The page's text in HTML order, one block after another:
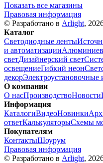
Показать все магазины
Правовая информация
© Разработано в Arlight,
Каталог
Светодиодные ленты
и автоматизации
светДизайнерский свет
освещениеГибкий неон
декорЭлектроустановочные
О компании
О насПроизводствоНовости
Информация
КаталогиВидеоНовинки
ответКалькуляторыСхемы
Покупателям
КонтактыШоурум
Правовая информация
© Разработано в Arlight,